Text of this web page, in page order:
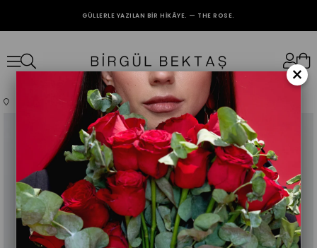
GÜLLERLE YAZILAN BIR HIKÂYE. — THE ROSE.
Giyim Üst Giyim Abiye Lila Meva Abiye
×